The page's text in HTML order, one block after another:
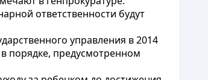
ответственности будут
управления в 2014
порядке, предусмотренном